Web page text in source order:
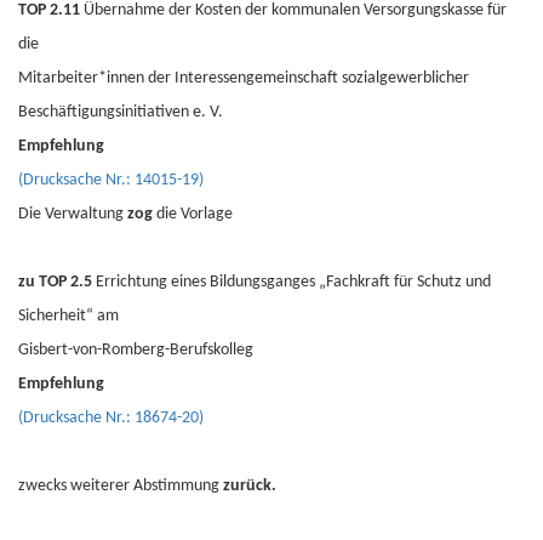
TOP 2.11 Übernahme der Kosten der kommunalen Versorgungskasse für
die
Mitarbeiter*innen der Interessengemeinschaft sozialgewerblicher
Beschäftigungsinitiativen e. V.
Empfehlung
(Drucksache Nr.: 14015-19)
Die Verwaltung zog die Vorlage
zu TOP 2.5 Errichtung eines Bildungsganges „Fachkraft für Schutz und
Sicherheit“ am
Gisbert-von-Romberg-Berufskolleg
Empfehlung
(Drucksache Nr.: 18674-20)
zwecks weiterer Abstimmung zurück.